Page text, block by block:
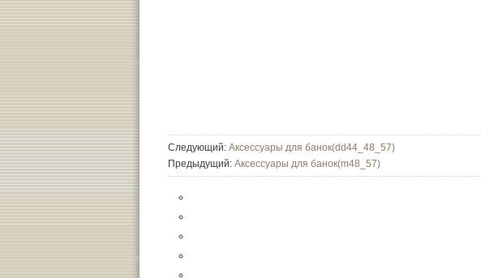
Следующий: Аксессуары для банок(dd44_48_57)
Предыдущий: Аксессуары для банок(m48_57)